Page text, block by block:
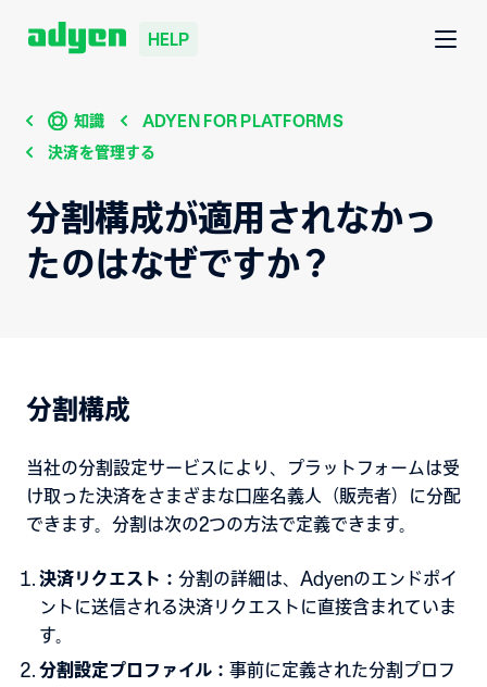
HELP
知識 ADYEN FOR PLATFORMS
決済を管理する
分割構成が適用されなかっ
たのはなぜですか？
分割構成
当社の分割設定サービスにより、プラットフォームは受
け取った決済をさまざまな口座名義人（販売者）に分配
できます。分割は次の2つの方法で定義できます。
決済リクエスト： 分割の詳細は、Adyenのエンドポイ
ントに送信される決済リクエストに直接含まれていま
す。
分割設定プロファイル： 事前に定義された分割プロフ